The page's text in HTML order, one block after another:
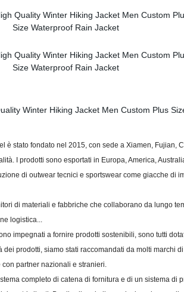
è stato fondato nel 2015, con sede a Xiamen, Fujian,
I prodotti sono esportati in Europa, America,
di outwear tecnici e sportswear come giacche di
di materiali e fabbriche che collaborano da lungo
logistica...
impegnati a fornire prodotti sostenibili, sono tutti
dei prodotti, siamo stati raccomandati da molti marchi
partner nazionali e stranieri.
completo di catena di fornitura e di un sistema